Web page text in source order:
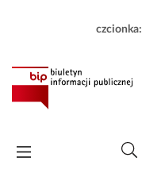
czcionka: